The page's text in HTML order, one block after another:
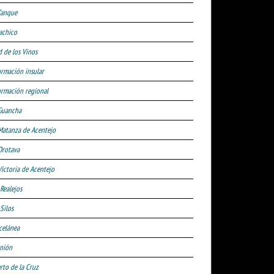
de los Vinos
insular
regional
de Acentejo
de Acentejo
de la Cruz